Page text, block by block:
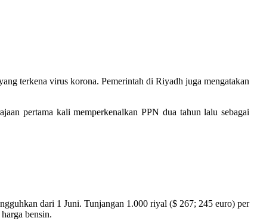
terkena virus korona. Pemerintah di Riyadh juga mengatakan
pertama kali memperkenalkan PPN dua tahun lalu sebagai
dari 1 Juni. Tunjangan 1.000 riyal ($ 267; 245 euro) per
bensin.